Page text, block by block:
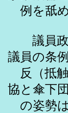
例を舐
議員政
議員の条
反（抵
協と傘下
の姿勢